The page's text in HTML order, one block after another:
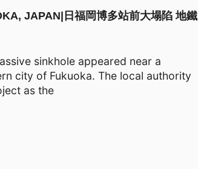
JAPAN|日福岡博多站前大塌陷 地鐵
sinkhole appeared near a
city of Fukuoka. The local authority
as the